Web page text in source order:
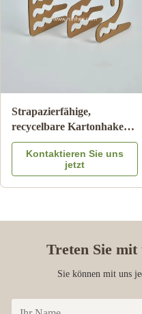
abbaubarer
aus Pappe,
aus Karton
Sie uns
mit
für die
Treten Sie
Sie können mit uns